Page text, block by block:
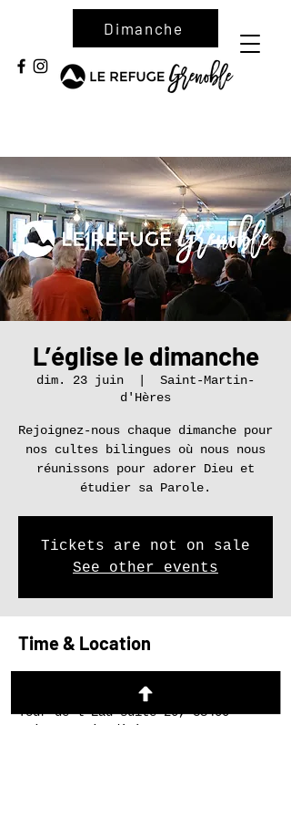
Dimanche
L’église le dimanche
dim. 23 juin
Saint-Martin-
d'Hères
Rejoignez-nous chaque dimanche pour
nos cultes bilingues où nous nous
réunissons pour adorer Dieu et
étudier sa Parole.
Tickets are not on sale
See other events
Time & Location
Saint-Martin-d'Hères, 27 Rue du
Tour de l'Eau suite 20, 38400
Saint-Martin-d'Hères, France